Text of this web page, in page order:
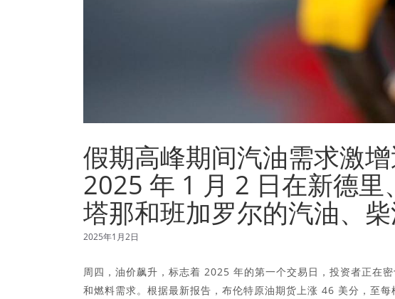
假期高峰期间汽油需求激
2025 年 1 月 2 日在新德里
塔那和班加罗尔的汽油、
2025年1月2日
周四，油价飙升，标志着 2025 年的第一个交易日，投资者正在
和燃料需求。根据最新报告，布伦特原油期货上涨 46 美分，至